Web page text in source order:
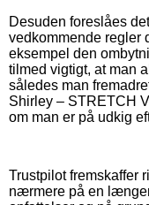
Desuden foreslåes
vedkommende regler
eksempel den
tilmed vigtigt, at man
således man
Shirley – STRETCH
om man er på udkig
Trustpilot fremskaffer
nærmere på en